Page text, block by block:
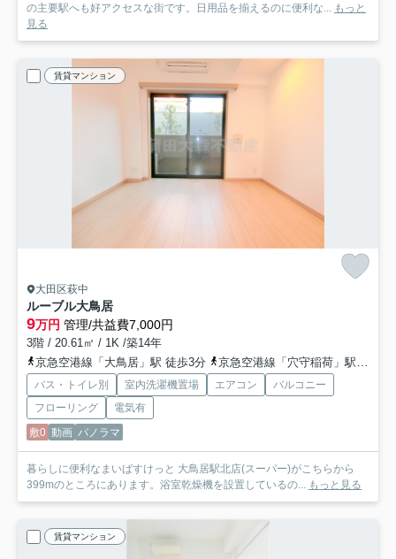
の主要駅へも好アクセスな街です。日用品を揃えるのに便利な... もっと
見る
賃貸マンション
大田区萩中
ルーブル大鳥居
9万円 管理/共益費7,000円
3階 / 20.61㎡ / 1K /築14年
京急空港線「大鳥居」駅 徒歩3分
京急空港線「穴守稲荷」駅 徒歩13分
バス・トイレ別 室内洗濯機置場 エアコン
バルコニー
フローリング
電気有
敷0 動画 パノラマ
暮らしに便利なまいばすけっと 大鳥居駅北店(スーパー)がこちらから
399mのところにあります。浴室乾燥機を設置しているの... もっと見る
賃貸マンション